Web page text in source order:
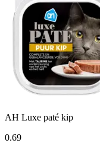
AH Luxe paté kip
0.69